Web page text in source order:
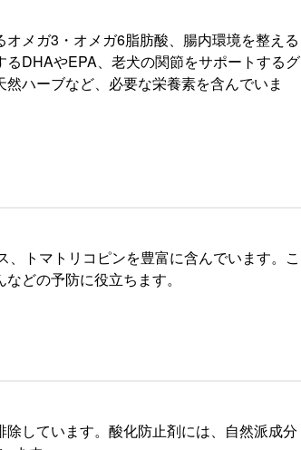
メガ3・オメガ6脂肪酸、腸内環境を整える
DHAやEPA、老犬の関節をサポートするグ
ハーブなど、必要な栄養素を含んでいま
トマトリコピンを豊富に含んでいます。こ
どの予防に役立ちます。
しています。酸化防止剤には、自然派成分